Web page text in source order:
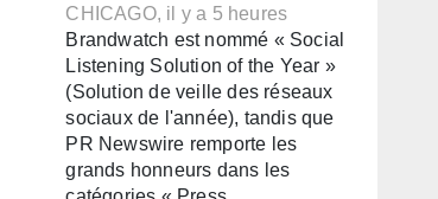
CHICAGO, il y a 5 heures
Brandwatch est nommé « Social
Listening Solution of the Year »
(Solution de veille des réseaux
sociaux de l'année), tandis que
PR Newswire remporte les
grands honneurs dans les